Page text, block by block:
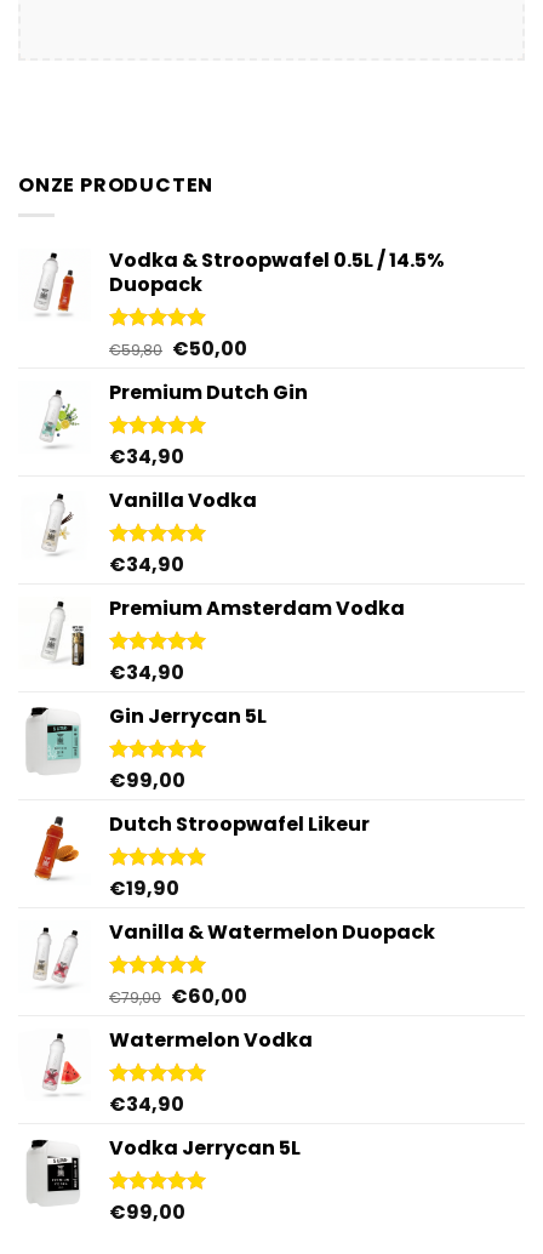
ONZE PRODUCTEN
Vodka & Stroopwafel 0.5L / 14.5%
Duopack
Gewaardeerd
€59,80 Oorspronkelijke
was:
€59,80.
€50,00Huidige
is:
Premium Dutch Gin
Gewaardeerd
€34,90
Vanilla Vodka
Gewaardeerd
€34,90
Premium Amsterdam Vodka
Gewaardeerd
€34,90
Gin Jerrycan 5L
Gewaardeerd
€99,00
Dutch Stroopwafel Likeur
Gewaardeerd
€19,90
Vanilla & Watermelon Duopack
Gewaardeerd
€79,00 Oorspronkelijke
was:
€79,00.
€60,00Huidige
is:
Watermelon Vodka
Gewaardeerd
€34,90
Vodka Jerrycan 5L
Gewaardeerd
€99,00